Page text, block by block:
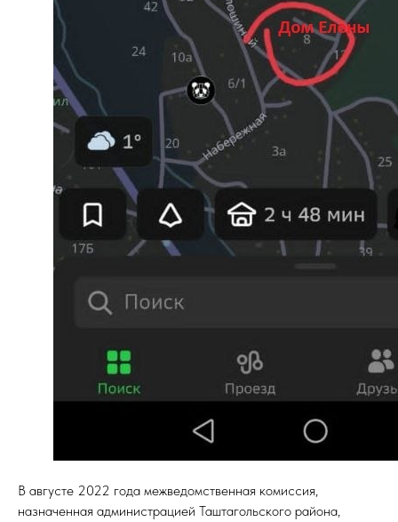
В августе 2022 года межведомственная комиссия,
назначенная администрацией Таштагольского района,